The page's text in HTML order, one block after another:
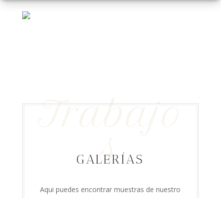
Trabajo
s
GALERÍAS
Aqui puedes encontrar muestras de nuestro